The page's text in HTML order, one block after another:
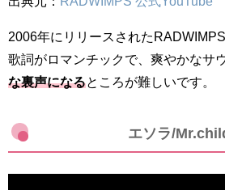
2006年にリリースされた
歌詞がロマンチックで、爽やかなサ
な裏声になるところが難しいです。
エソラ/